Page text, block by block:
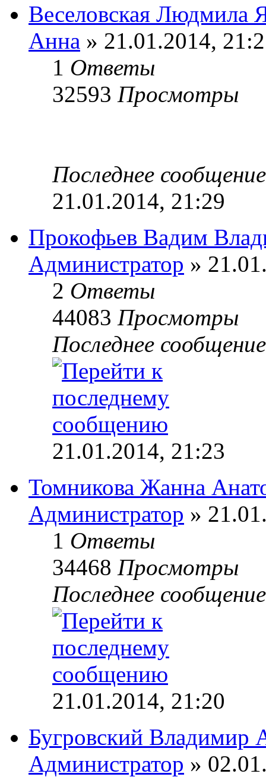
Веселовская Людмила
Анна » 21.01.2014,
1 Ответы
32593 Просмотры
Последнее
21.01.2014, 21:29
Прокофьев Вадим
Администратор »
2 Ответы
44083 Просмотры
Последнее
21.01.2014, 21:23
Томникова Жанна
Администратор »
1 Ответы
34468 Просмотры
Последнее
21.01.2014, 21:20
Бугровский Владимир
Администратор »